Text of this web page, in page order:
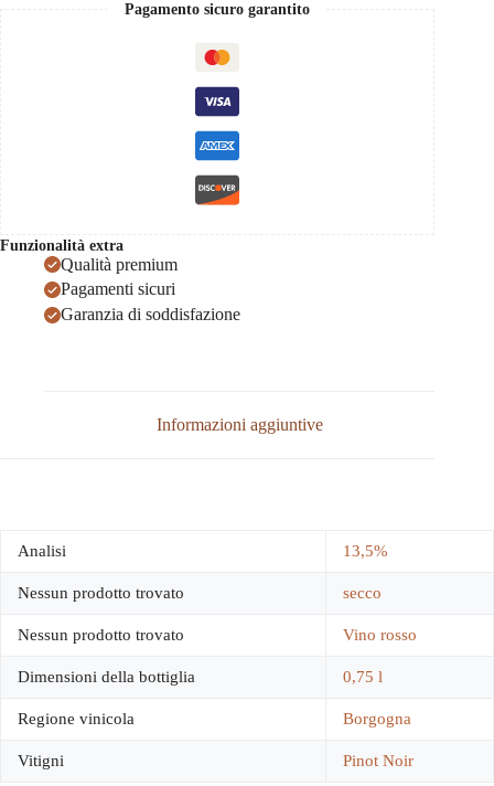
Pagamento sicuro garantito
Funzionalità extra
Qualità premium
Pagamenti sicuri
Garanzia di soddisfazione
Informazioni aggiuntive
Analisi 13,5%
Nessun prodotto trovato secco
Nessun prodotto trovato Vino rosso
Dimensioni della bottiglia 0,75 l
Regione vinicola Borgogna
Vitigni Pinot Noir